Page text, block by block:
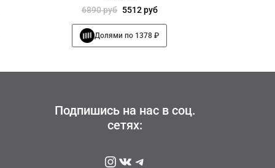
6890руб
Первоначальная
цена
составляла
5512руб
Текущая
цена:
5512 руб
можно
на
товара.
Долями по 1378 ₽
Подпишись на нас в соц.
сетях:
Instagram